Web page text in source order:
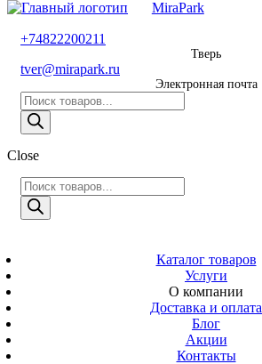
MiraPark
бесплатный
+74822200211
Электронная
Время работы
Тверь,
Калинина 3
MiraPark
+74822200211
Тверь
tver@mirapark.ru
Электронная почта
Поиск
товаров
Close
Поиск
товаров
Каталог товаров
Услуги
О компании
Доставка и оплата
Блог
Акции
Контакты